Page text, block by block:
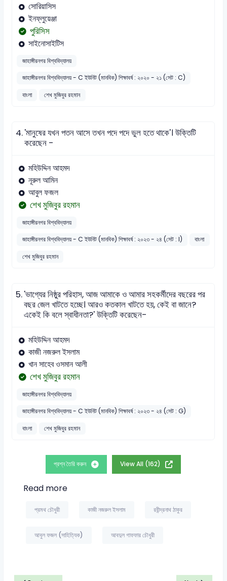
সোরিয়াসিস
ইনফ্লুয়েঞ্জা
পুরিসিস
সাইনোসাইটিস
জাহাঙ্গীরনগর বিশ্ববিদ্যালয়
জাহাঙ্গীরনগর বিশ্ববিদ্যালয় - C ইউনিট (মানবিক) শিক্ষাবর্ষ : ২০২০ - ২১ (সেট : C)
বাংলা
শেখ মুজিবুর রহমান
4.'মানুষের যখন পতন আসে তখন পদে পদে ভুল হতে থাকে'। উক্তিটি
করেছেন -
মহিউদ্দিন আহমদ
নূরুল আমিন
আবুল ফজল
শেখ মুজিবুর রহমান
জাহাঙ্গীরনগর বিশ্ববিদ্যালয়
জাহাঙ্গীরনগর বিশ্ববিদ্যালয় - C ইউনিট (মানবিক) শিক্ষাবর্ষ : ২০২৩ - ২৪ (সেট : I)
বাংলা
শেখ মুজিবুর রহমান
5.'ভাগ্যের নিষ্ঠুর পরিহাস, আজ আমাকে ও আমার সহকর্মীদের বছরের পর
বছর জেল খাটতে হচ্ছে। আরও কতকাল খাটতে হয়, কেই বা জানে?
একেই কি বলে স্বাধীনতা?' উক্তিটি করেছেন-
মহিউদ্দিন আহমদ
কাজী নজরুল ইসলাম
খান সাহেব ওসমান আলী
শেখ মুজিবুর রহমান
জাহাঙ্গীরনগর বিশ্ববিদ্যালয়
জাহাঙ্গীরনগর বিশ্ববিদ্যালয় - C ইউনিট (মানবিক) শিক্ষাবর্ষ : ২০২৩ - ২৪ (সেট : G)
বাংলা
শেখ মুজিবুর রহমান
প্রশ্ন তৈরি করুন View All (162)
Read more
প্রমথ চৌধুরী কাজী নজরুল ইসলাম রবীন্দ্রনাথ ঠাকুর
আবুল ফজল (সাহিত্যিক) আবদুল গাফফার চৌধুরী